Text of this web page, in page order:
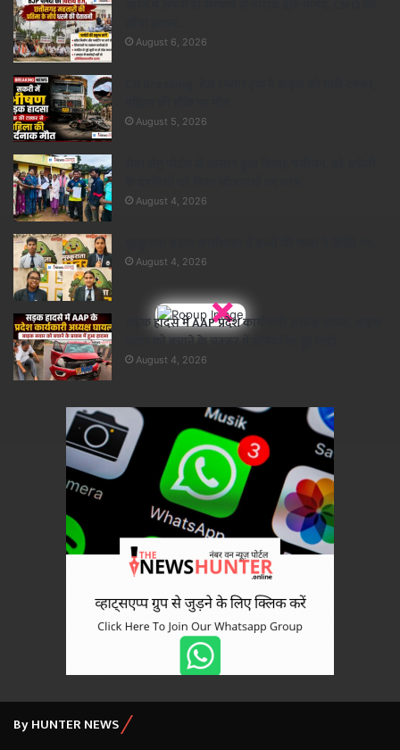
×
August 6, 2026
August 5, 2026
August 4, 2026
August 4, 2026
सड़क हादसे में AAP प्रदेश कार्यकारी अध्यक्ष घायल, बाइक
सवार को बचाने के चक्कर में अनियंत्रित हुई गाड़ी..
August 4, 2026
By HUNTER NEWS